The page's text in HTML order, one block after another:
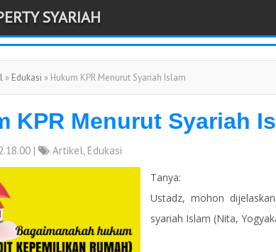
SYARIAH
» Edukasi » Hukum KPR Menurut Syariah Islam
KPR Menurut Syariah
| Artikel, Edukasi
Tanya:
Ustadz, mohon
syariah Islam (Nita,